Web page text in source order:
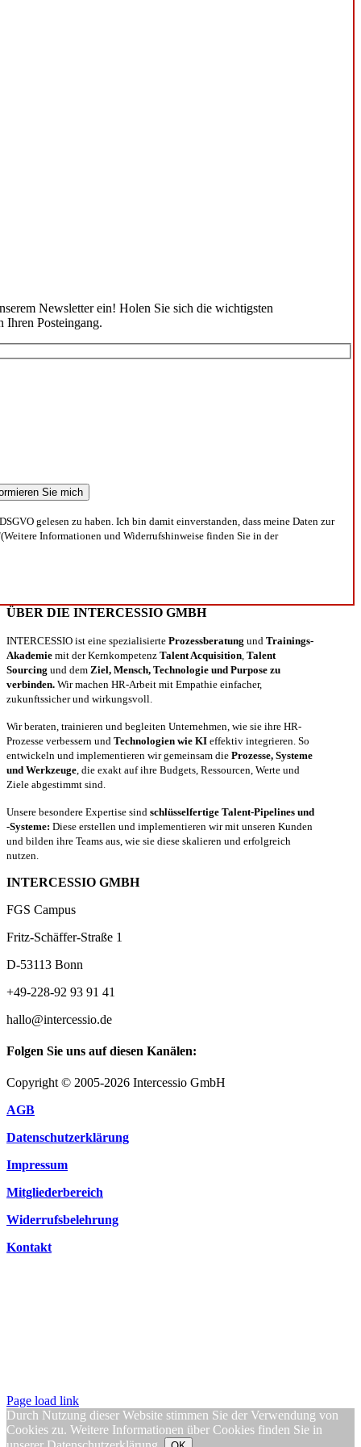
Newsletter ein! Holen Sie sich die wichtigsten
Ihren Posteingang.
gelesen zu haben. Ich bin damit einverstanden, dass meine Daten zur
Informationen und Widerrufshinweise finden Sie in der
ÜBER DIE INTERCESSIO GMBH
INTERCESSIO ist eine spezialisierte Prozessberatung und Trainings-
Akademie mit der Kernkompetenz Talent Acquisition Talent
Sourcing und dem Ziel, Mensch, Technologie und Purpose zu
verbinden. Wir machen HR-Arbeit mit Empathie einfacher,
zukunftssicher und wirkungsvoll.
Wir beraten, trainieren und begleiten Unternehmen, wie sie ihre HR-
Prozesse verbessern und Technologien wie KI effektiv integrieren. So
entwickeln und implementieren wir gemeinsam die Prozesse, Systeme
und Werkzeuge , die exakt auf ihre Budgets, Ressourcen, Werte und
Ziele abgestimmt sind.
Unsere besondere Expertise sind schlüsselfertige Talent-Pipelines und
-Systeme: Diese erstellen und implementieren wir mit unseren Kunden
und bilden ihre Teams aus, wie sie diese skalieren und erfolgreich
nutzen.
INTERCESSIO GMBH
FGS Campus
Fritz-Schäffer-Straße 1
D-53113 Bonn
+49-228-92 93 91 41
hallo@intercessio.de
Folgen Sie uns auf diesen Kanälen:
Copyright © 2005-2026 Intercessio GmbH
AGB
Datenschutzerklärung
Impressum
Mitgliederbereich
Widerrufsbelehrung
Kontakt
Page load link
Durch Nutzung dieser Website stimmen Sie der Verwendung von
Cookies zu. Weitere Informationen über Cookies finden Sie in